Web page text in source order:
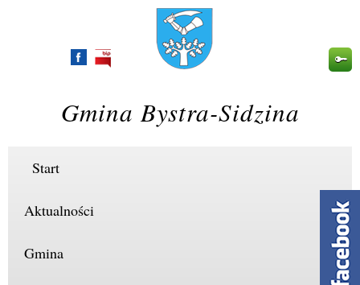
Przejdź
Gmina Bystra-Sidzina
Start
Aktualności
Gmina